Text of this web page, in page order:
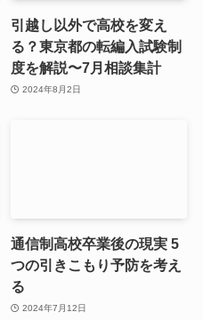
引越し以外で高校を変え
る？東京都の転編入試験制
度を解説〜7月相談集計
2024年8月2日
通信制高校卒業後の現実 5
つの引きこもり予防を考え
る
2024年7月12日